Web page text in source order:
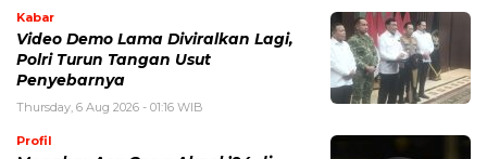
Kabar
Video Demo Lama Diviralkan Lagi,
Polri Turun Tangan Usut
Penyebarnya
Thursday, 6 Aug 2026 - 01:16 WIB
Profil